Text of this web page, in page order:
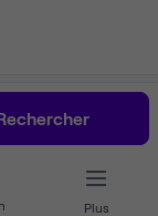
Plus
CGU &
location de